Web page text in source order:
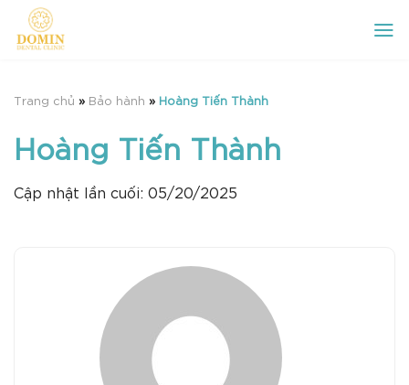
Chuyển
đến
Trang chủ » Bảo hành » Hoàng Tiến Thành
Hoàng Tiến Thành
Cập nhật lần cuối: 05/20/2025